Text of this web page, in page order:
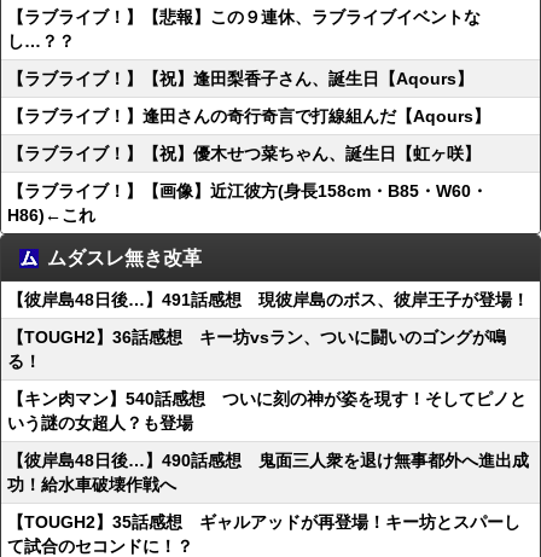
【ラブライブ！】【悲報】この９連休、ラブライブイベントな
し…？？
【ラブライブ！】【祝】逢田梨香子さん、誕生日【Aqours】
【ラブライブ！】逢田さんの奇行奇言で打線組んだ【Aqours】
【ラブライブ！】【祝】優木せつ菜ちゃん、誕生日【虹ヶ咲】
【ラブライブ！】【画像】近江彼方(身長158cm・B85・W60・
H86)←これ
ムダスレ無き改革
【彼岸島48日後…】491話感想 現彼岸島のボス、彼岸王子が登場！
【TOUGH2】36話感想 キー坊vsラン、ついに闘いのゴングが鳴
る！
【キン肉マン】540話感想 ついに刻の神が姿を現す！そしてピノと
いう謎の女超人？も登場
【彼岸島48日後…】490話感想 鬼面三人衆を退け無事都外へ進出成
功！給水車破壊作戦へ
【TOUGH2】35話感想 ギャルアッドが再登場！キー坊とスパーし
て試合のセコンドに！？